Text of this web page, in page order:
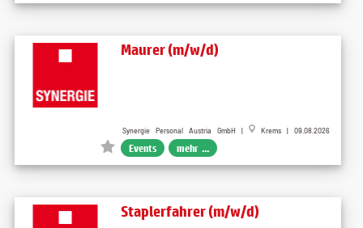
Maurer (m/w/d)
Synergie Personal Austria GmbH | Krems | 09.08.2026
Events mehr ...
Staplerfahrer (m/w/d)